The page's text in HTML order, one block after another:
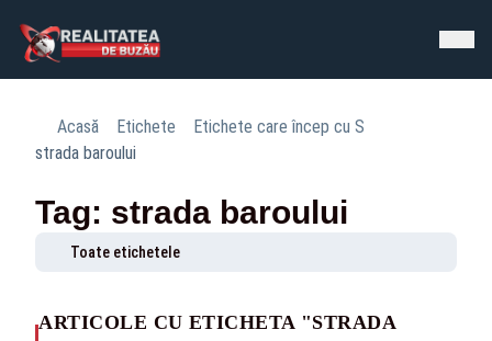
Acasă Etichete
Etichete care încep cu S
strada baroului
Tag: strada baroului
Toate etichetele
ARTICOLE CU ETICHETA "STRADA